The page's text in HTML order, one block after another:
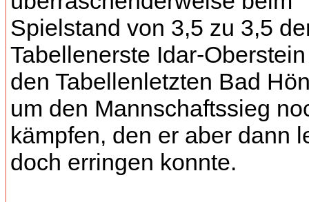
Spielstand von 3,5 zu 3,5
Tabellenerste Idar-
den Tabellenletzten Bad
um den Mannschaftssieg
kämpfen, den er aber dann
doch erringen konnte.